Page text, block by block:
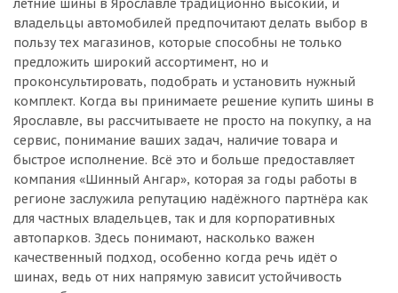
летние шины в Ярославле традиционно высокий, и
владельцы автомобилей предпочитают делать выбор в
пользу тех магазинов, которые способны не только
предложить широкий ассортимент, но и
проконсультировать, подобрать и установить нужный
комплект. Когда вы принимаете решение купить шины в
Ярославле, вы рассчитываете не просто на покупку, а на
сервис, понимание ваших задач, наличие товара и
быстрое исполнение. Всё это и больше предоставляет
компания «Шинный Ангар», которая за годы работы в
регионе заслужила репутацию надёжного партнёра как
для частных владельцев, так и для корпоративных
автопарков. Здесь понимают, насколько важен
качественный подход, особенно когда речь идёт о
шинах, ведь от них напрямую зависит устойчивость